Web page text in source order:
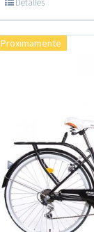
Detalles
Proximamente